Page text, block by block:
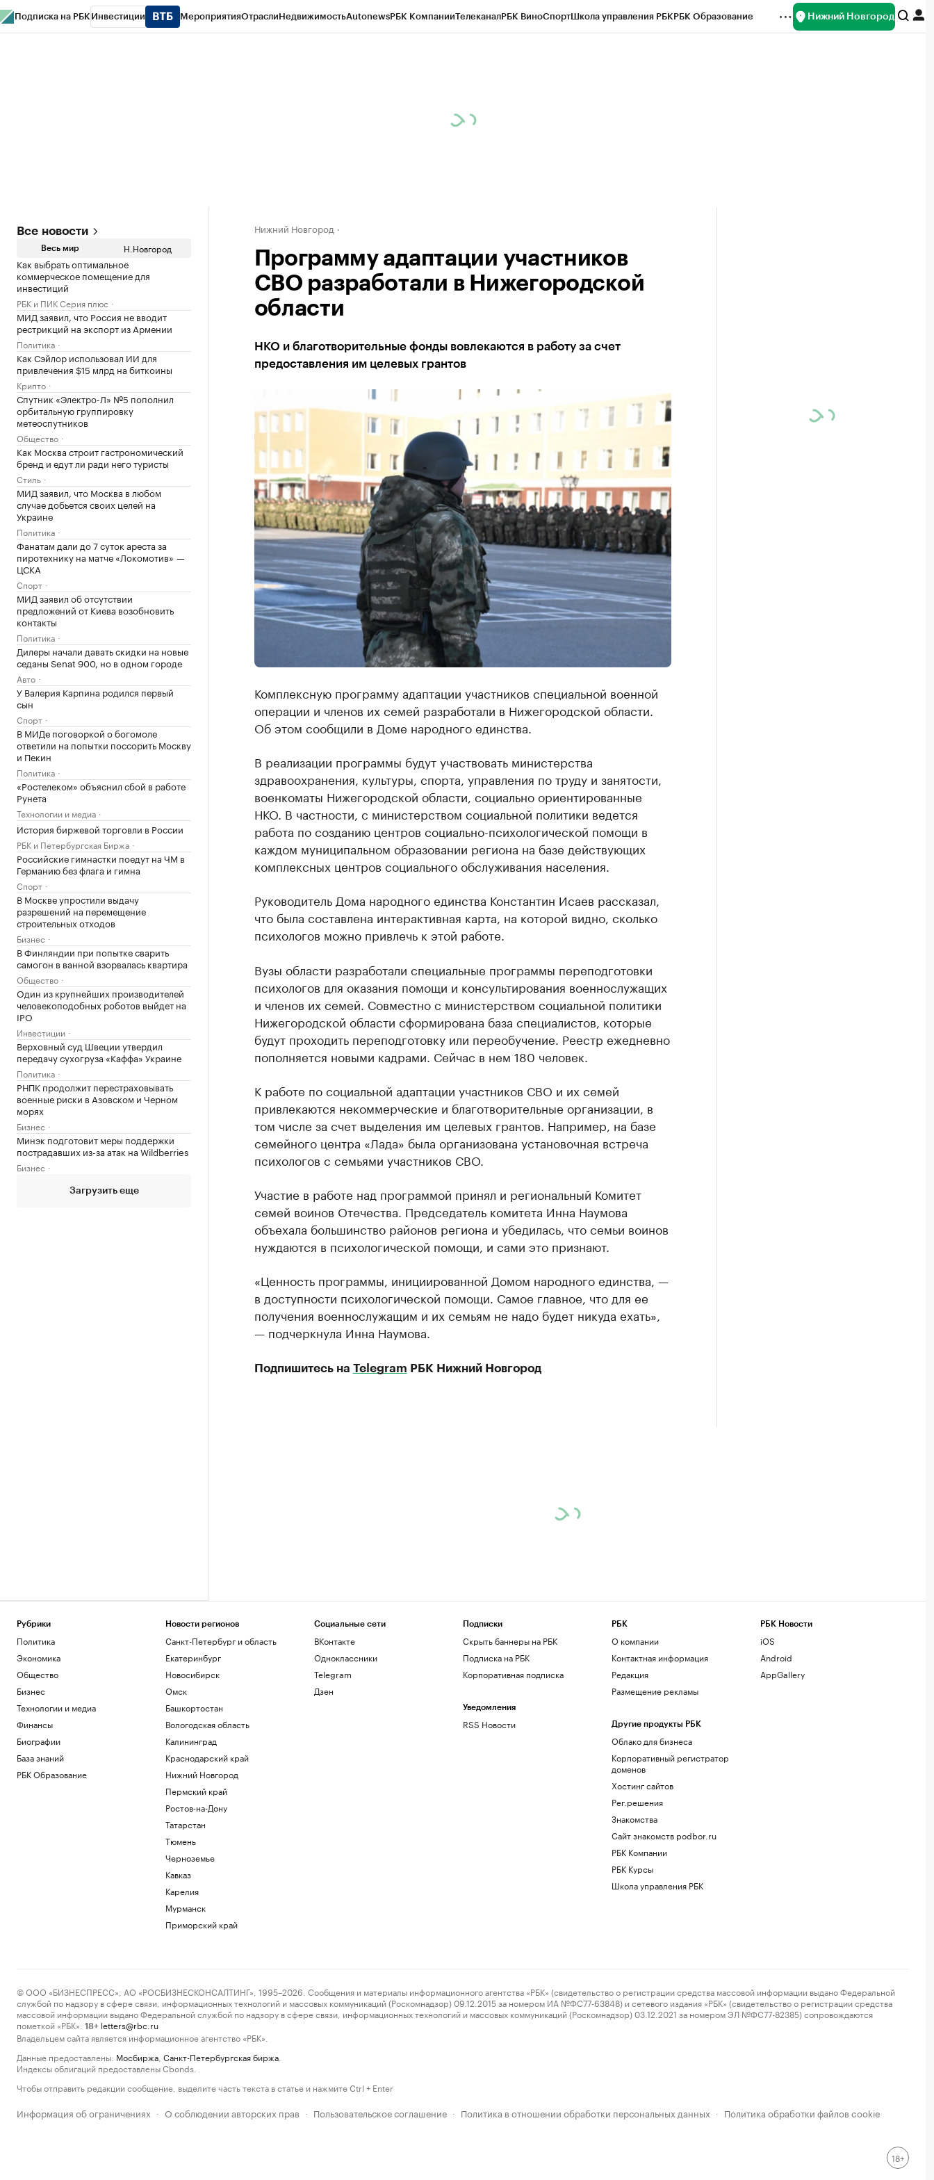
Подписка на РБК Инвестиции МероприятияОтраслиНедвижимостьAutonewsРБК КомпанииТелеканалРБК ВиноСпортШкола управления РБКРБК Образование Нижний Новгород
Все новости
Весь мир Н.Новгород
Как выбрать оптимальное
коммерческое помещение для
инвестиций
РБК и ПИК Серия плюс
МИД заявил, что Россия не вводит
рестрикций на экспорт из Армении
Политика
Как Сэйлор использовал ИИ для
привлечения $15 млрд на биткоины
Крипто
Спутник «Электро-Л» №5 пополнил
орбитальную группировку
метеоспутников
Общество
Как Москва строит гастрономический
бренд и едут ли ради него туристы
Стиль
МИД заявил, что Москва в любом
случае добьется своих целей на
Украине
Политика
Фанатам дали до 7 суток ареста за
пиротехнику на матче «Локомотив» —
ЦСКА
Спорт
МИД заявил об отсутствии
предложений от Киева возобновить
контакты
Политика
Дилеры начали давать скидки на новые
седаны Senat 900, но в одном городе
Авто
У Валерия Карпина родился первый
сын
Спорт
В МИДе поговоркой о богомоле
ответили на попытки поссорить Москву
и Пекин
Политика
«Ростелеком» объяснил сбой в работе
Рунета
Технологии и медиа
История биржевой торговли в России
РБК и Петербургская Биржа
Российские гимнастки поедут на ЧМ в
Германию без флага и гимна
Спорт
В Москве упростили выдачу
разрешений на перемещение
строительных отходов
Бизнес
В Финляндии при попытке сварить
самогон в ванной взорвалась квартира
Общество
Один из крупнейших производителей
человекоподобных роботов выйдет на
IPO
Инвестиции
Верховный суд Швеции утвердил
передачу сухогруза «Каффа» Украине
Политика
РНПК продолжит перестраховывать
военные риски в Азовском и Черном
морях
Бизнес
Минэк подготовит меры поддержки
пострадавших из-за атак на Wildberries
Бизнес
Загрузить еще
Нижний Новгород
Программу адаптации участников
СВО разработали в Нижегородской
области
НКО и благотворительные фонды вовлекаются в работу за счет
предоставления им целевых грантов
Комплексную программу адаптации участников специальной военной
операции и членов их семей разработали в Нижегородской области.
Об этом сообщили в Доме народного единства.
В реализации программы будут участвовать министерства
здравоохранения, культуры, спорта, управления по труду и занятости,
военкоматы Нижегородской области, социально ориентированные
НКО. В частности, с министерством социальной политики ведется
работа по созданию центров социально-психологической помощи в
каждом муниципальном образовании региона на базе действующих
комплексных центров социального обслуживания населения.
Руководитель Дома народного единства Константин Исаев рассказал,
что была составлена интерактивная карта, на которой видно, сколько
психологов можно привлечь к этой работе.
Вузы области разработали специальные программы переподготовки
психологов для оказания помощи и консультирования военнослужащих
и членов их семей. Совместно с министерством социальной политики
Нижегородской области сформирована база специалистов, которые
будут проходить переподготовку или переобучение. Реестр ежедневно
пополняется новыми кадрами. Сейчас в нем 180 человек.
К работе по социальной адаптации участников СВО и их семей
привлекаются некоммерческие и благотворительные организации, в
том числе за счет выделения им целевых грантов. Например, на базе
семейного центра «Лада» была организована установочная встреча
психологов с семьями участников СВО.
Участие в работе над программой принял и региональный Комитет
семей воинов Отечества. Председатель комитета Инна Наумова
объехала большинство районов региона и убедилась, что семьи воинов
нуждаются в психологической помощи, и сами это признают.
«Ценность программы, инициированной Домом народного единства, —
в доступности психологической помощи. Самое главное, что для ее
получения военнослужащим и их семьям не надо будет никуда ехать»,
— подчеркнула Инна Наумова.
Подпишитесь на Telegram РБК Нижний Новгород
Рубрики
Политика
Экономика
Общество
Бизнес
Технологии и медиа
Финансы
Биографии
База знаний
РБК Образование
Новости регионов
Санкт-Петербург и область
Екатеринбург
Новосибирск
Омск
Башкортостан
Вологодская область
Калининград
Краснодарский край
Нижний Новгород
Пермский край
Ростов-на-Дону
Татарстан
Тюмень
Черноземье
Кавказ
Карелия
Мурманск
Приморский край
Социальные сети
ВКонтакте
Одноклассники
Telegram
Дзен
Подписки
Скрыть баннеры на РБК
Подписка на РБК
Корпоративная подписка
Уведомления
RSS Новости
РБК
О компании
Контактная информация
Редакция
Размещение рекламы
Другие продукты РБК
Облако для бизнеса
Корпоративный регистратор
доменов
Хостинг сайтов
Рег.решения
Знакомства
Сайт знакомств podbor.ru
РБК Компании
РБК Курсы
Школа управления РБК
РБК Новости
iOS
Android
AppGallery
© ООО «БИЗНЕСПРЕСС», АО «РОСБИЗНЕСКОНСАЛТИНГ», 1995–2026. Сообщения и материалы информационного агентства «РБК» (свидетельство о регистрации средства массовой информации выдано Федеральной
службой по надзору в сфере связи, информационных технологий и массовых коммуникаций (Роскомнадзор) 09.12.2015 за номером ИА №ФС77-63848) и сетевого издания «РБК» (свидетельство о регистрации средства
массовой информации выдано Федеральной службой по надзору в сфере связи, информационных технологий и массовых коммуникаций (Роскомнадзор) 03.12.2021 за номером ЭЛ №ФС77-82385) сопровождаются
пометкой «РБК».
18+ letters@rbc.ru
Владельцем сайта является информационное агентство «РБК».
Данные предоставлены: Мосбиржа Санкт-Петербургская биржа
Индексы облигаций предоставлены Cbonds.
Чтобы отправить редакции сообщение, выделите часть текста в статье и нажмите Ctrl + Enter
Информация об ограничениях · О соблюдении авторских прав · Пользовательское соглашение · Политика в отношении обработки персональных данных · Политика обработки файлов cookie
18+